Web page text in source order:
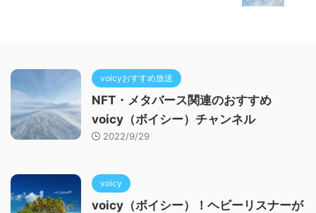
voicyおすすめ放送
NFT・メタバース関連のおすすめ
voicy（ボイシー）チャンネル
2022/9/29
voicy
voicy（ボイシー）！ヘビーリスナーが